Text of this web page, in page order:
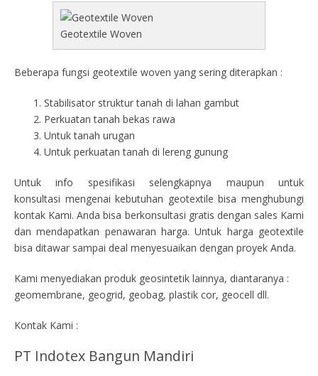
Geotextile Woven
Beberapa fungsi geotextile woven yang sering diterapkan :
Stabilisator struktur tanah di lahan gambut
Perkuatan tanah bekas rawa
Untuk tanah urugan
Untuk perkuatan tanah di lereng gunung
Untuk info spesifikasi selengkapnya maupun untuk
konsultasi mengenai kebutuhan geotextile bisa menghubungi
kontak Kami. Anda bisa berkonsultasi gratis dengan sales Kami
dan mendapatkan penawaran harga. Untuk harga geotextile
bisa ditawar sampai deal menyesuaikan dengan proyek Anda.
Kami menyediakan produk geosintetik lainnya, diantaranya :
geomembrane, geogrid, geobag, plastik cor, geocell dll.
Kontak Kami :
PT Indotex Bangun Mandiri